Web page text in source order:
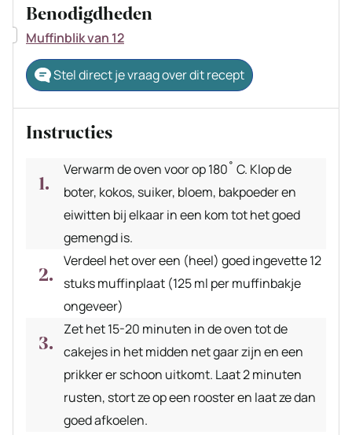
Benodigdheden
▢
Muffinblik van 12
Stel direct je vraag over dit recept
Instructies
Verwarm de oven voor op 180˚ C. Klop de
boter, kokos, suiker, bloem, bakpoeder en
eiwitten bij elkaar in een kom tot het goed
gemengd is.
Verdeel het over een (heel) goed ingevette 12
stuks muffinplaat (125 ml per muffinbakje
ongeveer)
Zet het 15-20 minuten in de oven tot de
cakejes in het midden net gaar zijn en een
prikker er schoon uitkomt. Laat 2 minuten
rusten, stort ze op een rooster en laat ze dan
goed afkoelen.